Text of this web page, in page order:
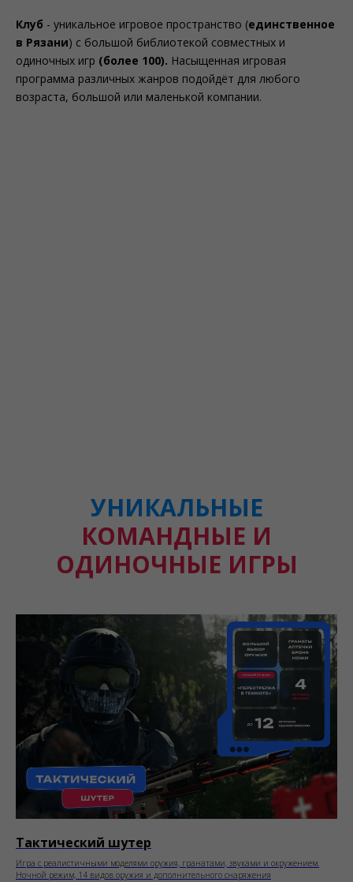
Клуб - уникальное игровое пространство (единственное
в Рязани) с большой библиотекой совместных и
одиночных игр (более 100). Насыщенная игровая
программа различных жанров подойдёт для любого
возраста, большой или маленькой компании.
УНИКАЛЬНЫЕ
КОМАНДНЫЕ И
ОДИНОЧНЫЕ ИГРЫ
Тактический шутер
Игра с реалистичными моделями оружия, гранатами, звуками и окружением.
Ночной режим, 14 видов оружия и дополнительного снаряжения